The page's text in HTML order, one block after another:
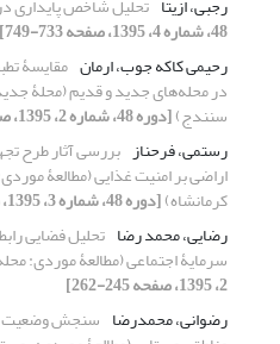
48، شماره 4، 1395، صفحه 733-749]
رحیمی کاکه جوب، ارمان مقایسۀ
در محله‌های جدید و قدیم (محلۀ
سنندج)[دوره 48، شماره 2، 1395، صفحه 263-276]
رستمی، فرحناز بررسی آثار طرح
اراضی بر امنیت غذایی (مطالعۀ
کرمانشاه)[دوره 48، شماره 3، 1395، صفحه 507-521]
رضایی، محمد رضا تحلیل فضایی
سرمایۀ اجتماعی (مطالعۀ موردی:
2، 1395، صفحه 245-262]
رضوانی، محمدرضا سنجش وضعیت